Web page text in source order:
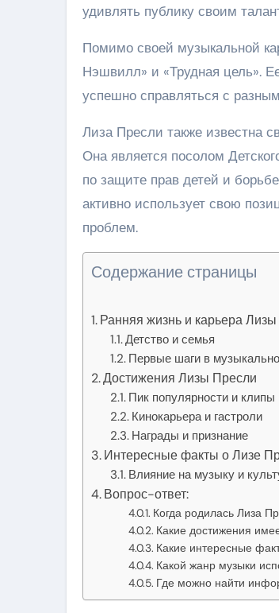
удивлять публику своим
Помимо своей музыкальной
Нэшвилл» и «Трудная цель».
успешно справляться с
Лиза Пресли также известна
Она является посолом
по защите прав детей и
активно использует свою
проблем.
Содержание страницы
Ранняя жизнь и карьера
Детство и семья
Первые шаги в
Достижения Лизы Пресли
Пик популярности и клипы
Кинокарьера и гастроли
Награды и признание
Интересные факты о Лизе
Влияние на музыку и
Вопрос-ответ:
Когда родилась Лиза
Какие достижения
Какие интересные
Какой жанр музыки
Где можно найти